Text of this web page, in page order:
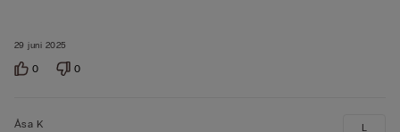
29 juni 2025
0 0
Åsa K
L